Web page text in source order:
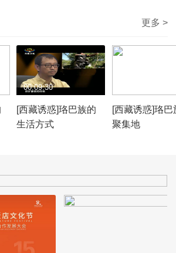
更多 >
[西藏诱惑]珞巴族的
生活方式
00:09:30
[西藏诱惑]珞巴
聚集地